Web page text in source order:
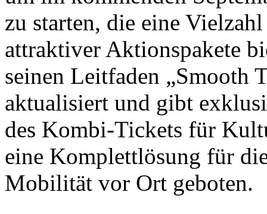
zu starten, die eine
attraktiver Aktionspakete
seinen Leitfaden „Smooth
aktualisiert und gibt
des Kombi-Tickets für
eine Komplettlösung für
Mobilität vor Ort geboten.